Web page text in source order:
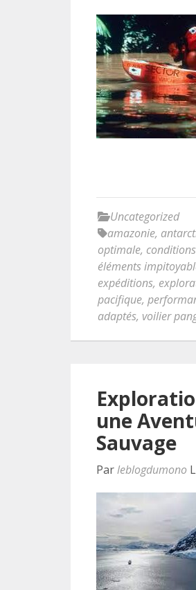
Uncategorized
amazonie,
optimale,
éléments
expéditions,
pacifique,
adaptés, voilier
une
Sauvage
Parleblogdumono